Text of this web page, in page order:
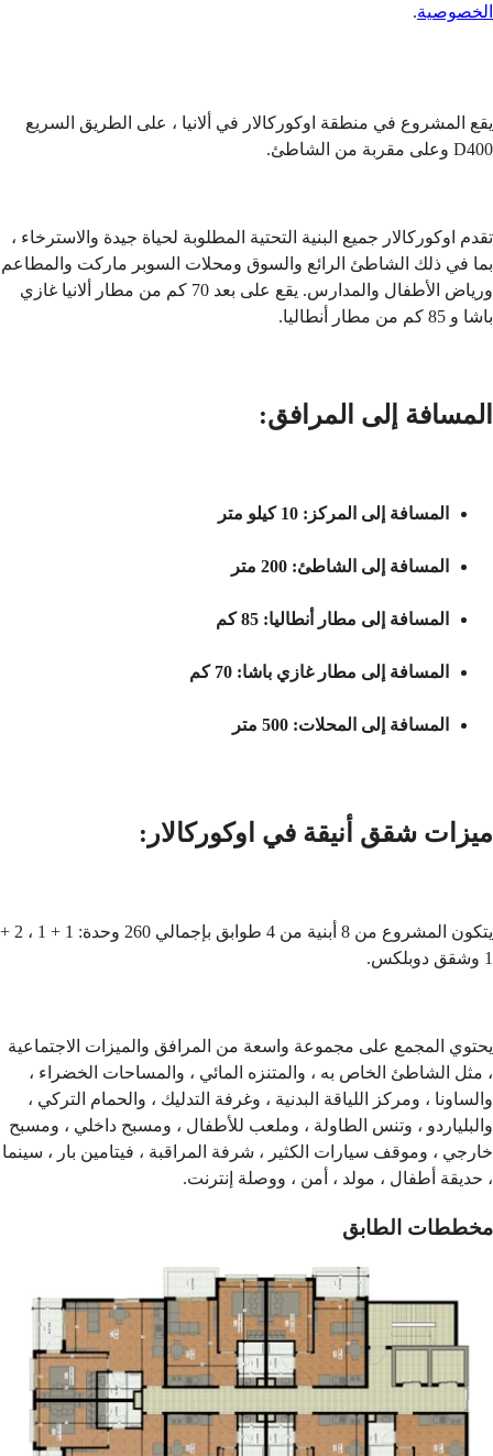
الخصوصية.
يقع المشروع في منطقة اوكوركالار في ألانيا ، على الطريق السريع
D400 وعلى مقربة من الشاطئ.
تقدم اوكوركالار جميع البنية التحتية المطلوبة لحياة جيدة والاسترخاء ،
بما في ذلك الشاطئ الرائع والسوق ومحلات السوبر ماركت والمطاعم
ورياض الأطفال والمدارس. يقع على بعد 70 كم من مطار ألانيا غازي
باشا و 85 كم من مطار أنطاليا.
المسافة إلى المرافق:
المسافة إلى المركز: 10 كيلو متر
المسافة إلى الشاطئ: 200 متر
المسافة إلى مطار أنطاليا: 85 كم
المسافة إلى مطار غازي باشا: 70 كم
المسافة إلى المحلات: 500 متر
ميزات شقق أنيقة في اوكوركالار:
يتكون المشروع من 8 أبنية من 4 طوابق بإجمالي 260 وحدة: 1 + 1 ، 2 +
1 وشقق دوبلكس.
يحتوي المجمع على مجموعة واسعة من المرافق والميزات الاجتماعية
، مثل الشاطئ الخاص به ، والمتنزه المائي ، والمساحات الخضراء ،
والساونا ، ومركز اللياقة البدنية ، وغرفة التدليك ، والحمام التركي ،
والبلياردو ، وتنس الطاولة ، وملعب للأطفال ، ومسبح داخلي ، ومسبح
خارجي ، وموقف سيارات الكثير ، شرفة المراقبة ، فيتامين بار ، سينما
، حديقة أطفال ، مولد ، أمن ، ووصلة إنترنت.
مخططات الطابق